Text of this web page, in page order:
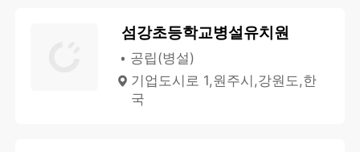
섬강초등학교병설유치원
공립(병설)
기업도시로 1,원주시,강원도,한
국